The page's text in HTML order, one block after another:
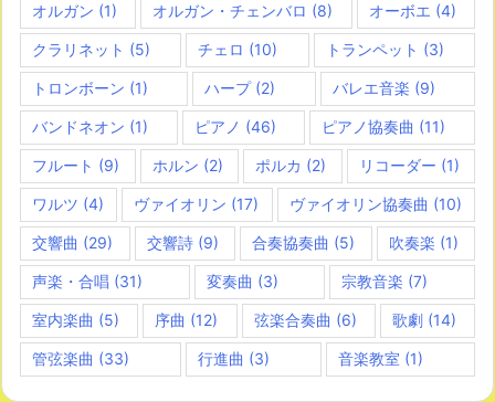
オルガン (1) オルガン・チェンバロ (8) オーボエ (4)
クラリネット (5) チェロ (10) トランペット (3)
トロンボーン (1) ハープ(2) バレエ音楽 (9)
バンドネオン (1) ピアノ (46) ピアノ協奏曲 (11)
フルート (9) ホルン (2) ポルカ (2) リコーダー (1)
ワルツ (4) ヴァイオリン (17) ヴァイオリン協奏曲 (10)
交響曲 (29) 交響詩(9) 合奏協奏曲 (5) 吹奏楽 (1)
声楽・合唱 (31) 変奏曲 (3) 宗教音楽 (7)
室内楽曲 (5) 序曲 (12) 弦楽合奏曲 (6) 歌劇(14)
管弦楽曲 (33) 行進曲 (3) 音楽教室 (1)